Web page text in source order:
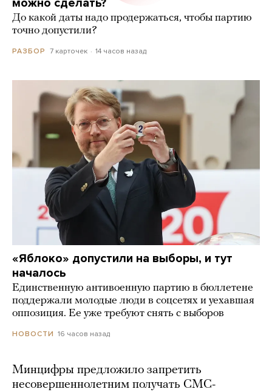
можно сделать?
До какой даты надо продержаться, чтобы партию
точно допустили?
РАЗБОР 7 карточек 14 часов назад
«Яблоко» допустили на выборы, и тут
началось
Единственную антивоенную партию в бюллетене
поддержали молодые люди в соцсетях и уехавшая
оппозиция. Ее уже требуют снять с выборов
НОВОСТИ 16 часов назад
Минцифры предложило запретить
несовершеннолетним получать СМС-